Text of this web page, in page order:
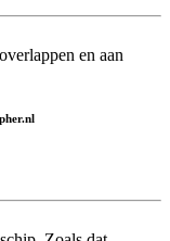
en aan